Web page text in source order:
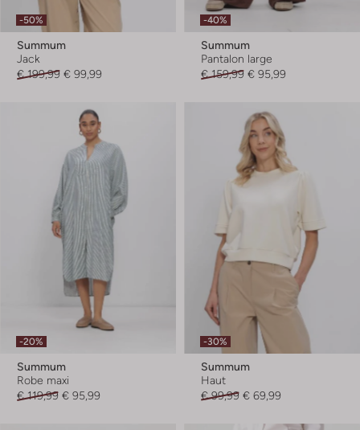
-50%
Summum
Jack
€ 199,99 € 99,99
-40%
Summum
Pantalon large
€ 159,99 € 95,99
-20%
Summum
Robe maxi
€ 119,99 € 95,99
-30%
Summum
Haut
€ 99,99 € 69,99